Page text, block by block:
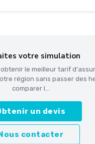
votre simulation
le meilleur tarif
région sans passer des
comparer l...
un devis
contacter